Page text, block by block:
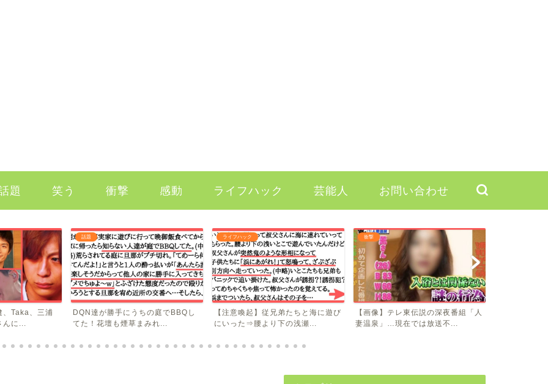
題 笑う 衝撃 感動 ライフハック 芸能人 お問い合わせ
、Taka、三浦
に...
話題
DQN達が勝手にうちの庭でBBQし
てた！花壇も煙草まみれ...
ライフハック
【注意喚起】従兄弟たちと海に遊び
にいった⇒腰より下の浅瀬...
衝撃
【画像】テレ東伝説の深夜番組「人
妻温泉」…現在では放送不...